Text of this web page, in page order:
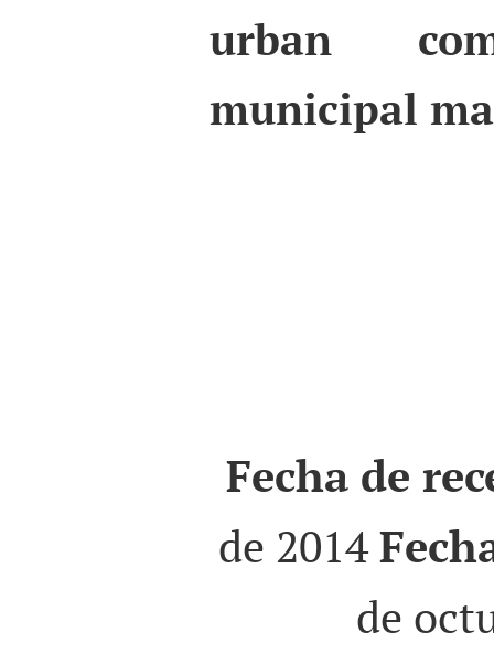
urban
municipal
Fecha de
de 2014
de